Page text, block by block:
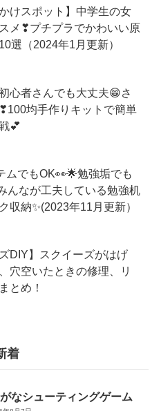
けスポット】中学生の女
メ❣プチプラでかわいい原
選（2024年1月更新）
心者さんでも大丈夫😁さ
均手作りキットで簡単
💕
ムでもOK👀🌟勉強垢でも
んなが工夫している勉強机
収納✨(2023年11月更新）
ズDIY】スクイーズがはげ
穴空いたときの修理、リ
とめ！
着
なシューティングゲーム